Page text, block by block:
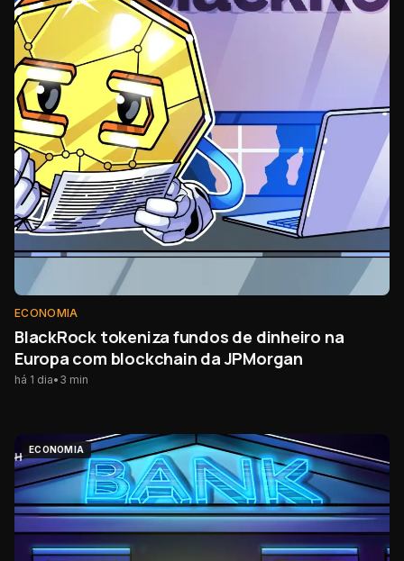
ECONOMIA
BlackRock tokeniza fundos de dinheiro na
Europa com blockchain da JPMorgan
há 1 dia• 3 min
ECONOMIA